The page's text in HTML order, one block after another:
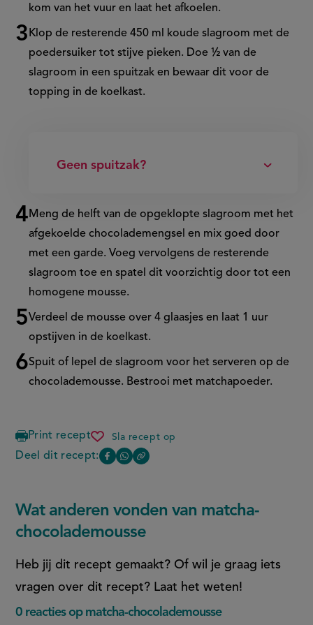
kom van het vuur en laat het afkoelen.
Klop de resterende 450 ml koude slagroom met de
poedersuiker tot stijve pieken. Doe ½ van de
slagroom in een spuitzak en bewaar dit voor de
topping in de koelkast.
Geen spuitzak?
Meng de helft van de opgeklopte slagroom met het
afgekoelde chocolademengsel en mix goed door
met een garde. Voeg vervolgens de resterende
slagroom toe en spatel dit voorzichtig door tot een
homogene mousse.
Verdeel de mousse over 4 glaasjes en laat 1 uur
opstijven in de koelkast.
Spuit of lepel de slagroom voor het serveren op de
chocolademousse. Bestrooi met matchapoeder.
Print recept Sla recept op
matcha-
chocolademousse
Deel dit recept:
Deel
(opent
in
Deel
pagina
(opent
in
Copy
this
Wat anderen vonden van matcha-
chocolademousse
Heb jij dit recept gemaakt? Of wil je graag iets
vragen over dit recept? Laat het weten!
0 reacties op matcha-chocolademousse